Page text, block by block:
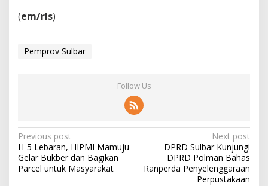
(em/rls)
Pemprov Sulbar
Follow Us
P
o
s
Previous post
H-5 Lebaran, HIPMI Mamuju
Gelar Bukber dan Bagikan
Parcel untuk Masyarakat
Next post
DPRD Sulbar Kunjungi
DPRD Polman Bahas
Ranperda Penyelenggaraan
Perpustakaan